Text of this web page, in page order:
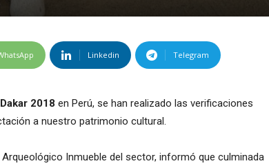
Linkedin Telegram
2018 en Perú, se han realizado las verificaciones
a nuestro patrimonio cultural.
Inmueble del sector, informó que culminada